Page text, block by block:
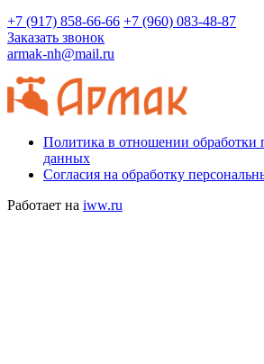
+7 (917) 858-66-66 +7 (960) 083-48-87
Заказать звонок
armak-nh@mail.ru
Политика в отношении обработки
данных
Согласия на обработку
Работает на iww.ru